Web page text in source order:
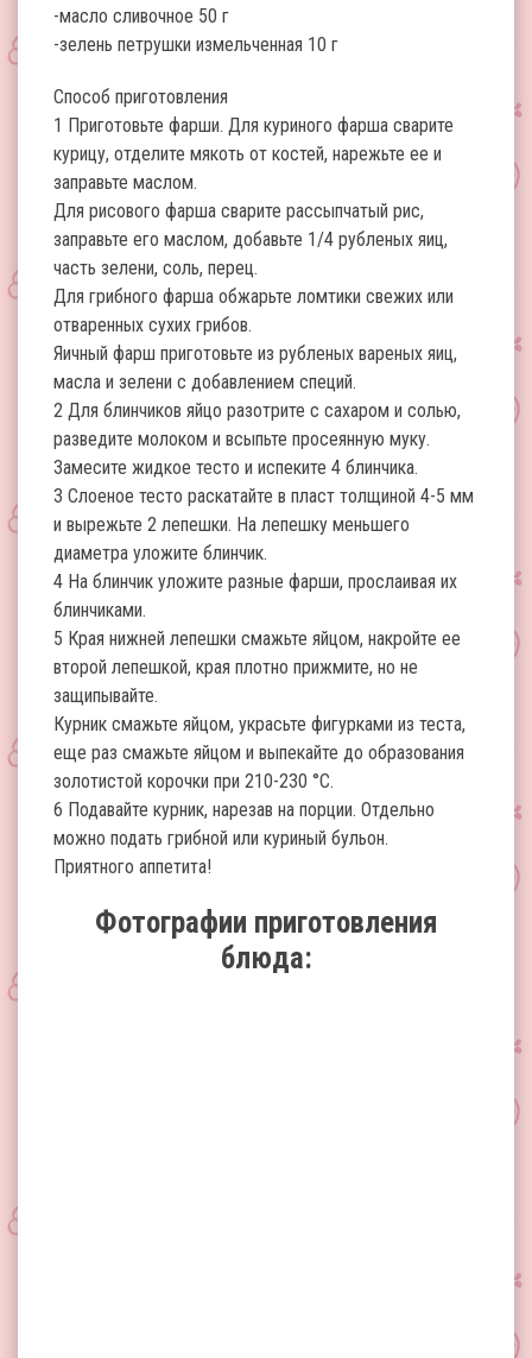
-масло сливочное 50 г
-зелень петрушки измельченная 10 г
Способ приготовления
1 Приготовьте фарши. Для куриного фарша сварите
курицу, отделите мякоть от костей, нарежьте ее и
заправьте маслом.
Для рисового фарша сварите рассыпчатый рис,
заправьте его маслом, добавьте 1/4 рубленых яиц,
часть зелени, соль, перец.
Для грибного фарша обжарьте ломтики свежих или
отваренных сухих грибов.
Яичный фарш приготовьте из рубленых вареных яиц,
масла и зелени с добавлением специй.
2 Для блинчиков яйцо разотрите с сахаром и солью,
разведите молоком и всыпьте просеянную муку.
Замесите жидкое тесто и испеките 4 блинчика.
3 Слоеное тесто раскатайте в пласт толщиной 4-5 мм
и вырежьте 2 лепешки. На лепешку меньшего
диаметра уложите блинчик.
4 На блинчик уложите разные фарши, прослаивая их
блинчиками.
5 Края нижней лепешки смажьте яйцом, накройте ее
второй лепешкой, края плотно прижмите, но не
защипывайте.
Курник смажьте яйцом, украсьте фигурками из теста,
еще раз смажьте яйцом и выпекайте до образования
золотистой корочки при 210-230 °С.
6 Подавайте курник, нарезав на порции. Отдельно
можно подать грибной или куриный бульон.
Приятного аппетита!
Фотографии приготовления
блюда: